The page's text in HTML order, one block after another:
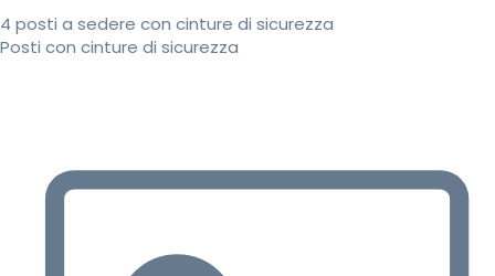
4 posti a sedere con cinture di sicurezza
Posti con cinture di sicurezza